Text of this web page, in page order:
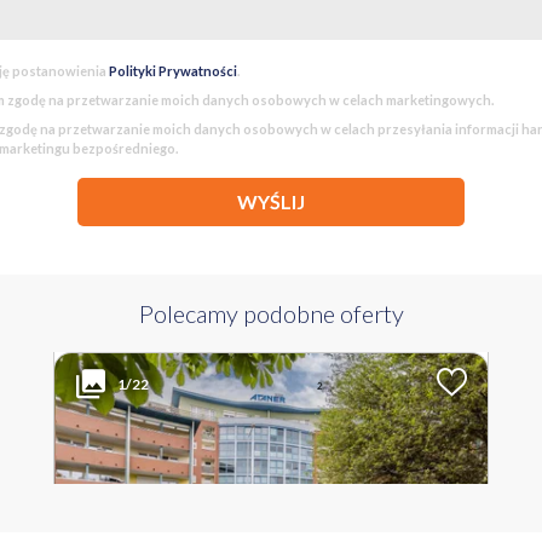
postanowienia Polityki Prywatności.
zgodę na przetwarzanie moich danych osobowych w celach marketingowych.
na przetwarzanie moich danych osobowych w celach przesyłania informacji
bezpośredniego.
WYŚLIJ
Polecamy podobne oferty
1/22
Liczba pokoi
4
Powierzchnia
80.50 m2
Cena za m2
13 478 PLN
WIELKOPOLSKIE Poznań Piątkowo os. Stefana Batorego